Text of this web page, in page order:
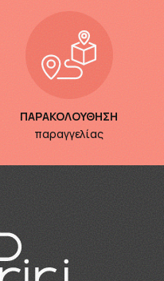
ΠΑΡΑΚΟΛΟΥΘΗΣΗ
παραγγελίας